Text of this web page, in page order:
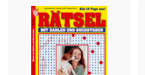
,
1
0